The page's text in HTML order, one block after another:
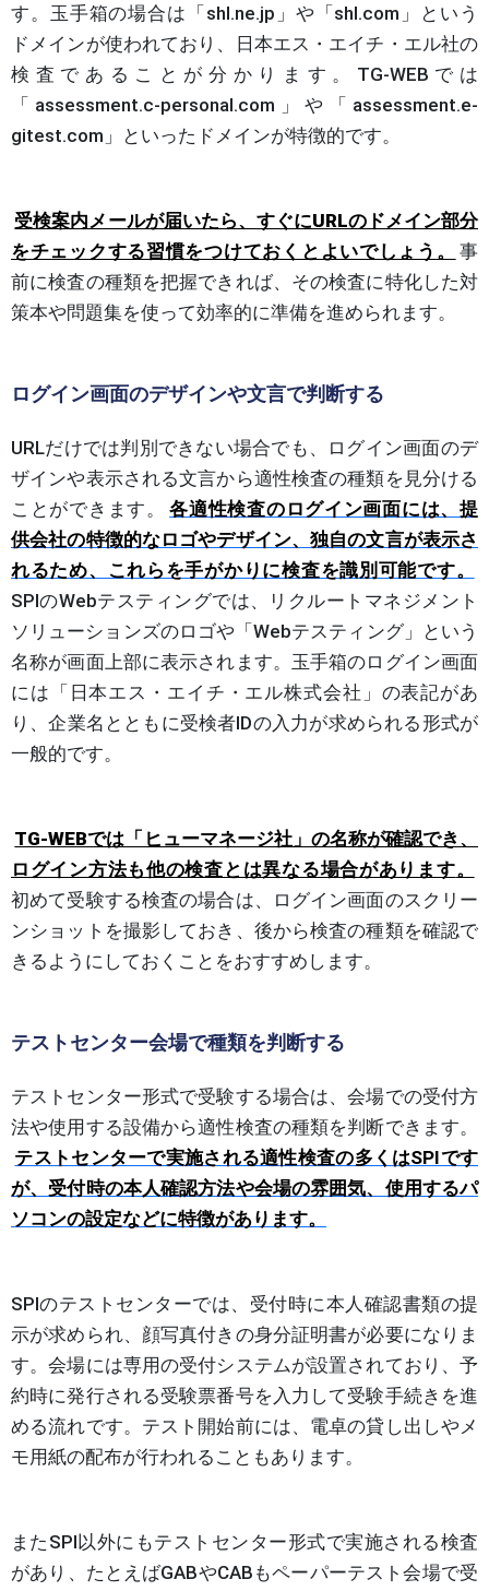
す。玉手箱の場合は「shl.ne.jp」や「shl.com」という
ドメインが使われており、日本エス・エイチ・エル社の
検査であることが分かります。TG-WEBでは
「assessment.c-personal.com」や「assessment.e-
gitest.com」といったドメインが特徴的です。
受検案内メールが届いたら、すぐにURLのドメイン部分
をチェックする習慣をつけておくとよいでしょう 。
事
前に検査の種類を把握できれば、その検査に特化した対
策本や問題集を使って効率的に準備を進められます。
ログイン画面のデザインや文言で判断する
URLだけでは判別できない場合でも、ログイン画面のデ
ザインや表示される文言から適性検査の種類を見分ける
ことができます。
各適性検査のログイン画面には、提
供会社の特徴的なロゴやデザイン、独自の文言が表示さ
れるため、これらを手がかりに検査を識別可能です。
SPIのWebテスティングでは、リクルートマネジメント
ソリューションズのロゴや「Webテスティング」という
名称が画面上部に表示されます。玉手箱のログイン画面
には「日本エス・エイチ・エル株式会社」の表記があ
り、企業名とともに受検者IDの入力が求められる形式が
一般的です。
TG-WEBでは「ヒューマネージ社」の名称が確認でき、
ログイン方法も他の検査とは異なる場合があります。
初めて受験する検査の場合は、ログイン画面のスクリー
ンショットを撮影しておき、後から検査の種類を確認で
きるようにしておくことをおすすめします。
テストセンター会場で種類を判断する
テストセンター形式で受験する場合は、会場での受付方
法や使用する設備から適性検査の種類を判断できます。
テストセンターで実施される適性検査の多くはSPIです
が、受付時の本人確認方法や会場の雰囲気、使用するパ
ソコンの設定などに特徴があります。
SPIのテストセンターでは、受付時に本人確認書類の提
示が求められ、顔写真付きの身分証明書が必要になりま
す。会場には専用の受付システムが設置されており、予
約時に発行される受験票番号を入力して受験手続きを進
める流れです。テスト開始前には、電卓の貸し出しやメ
モ用紙の配布が行われることもあります。
またSPI以外にもテストセンター形式で実施される検査
があり、たとえばGABやCABもペーパーテスト会場で受